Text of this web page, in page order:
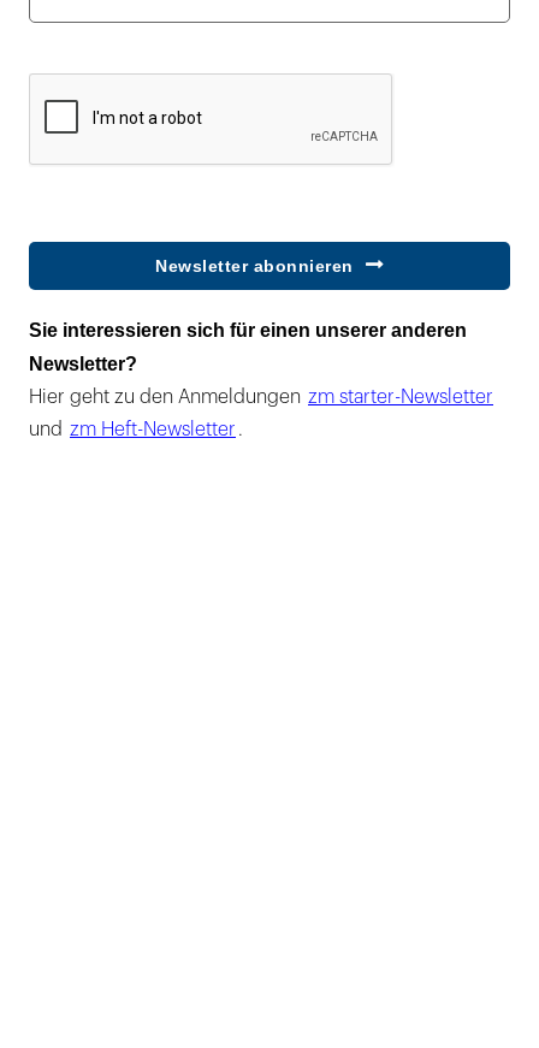
Newsletter abonnieren
Sie interessieren sich für einen unserer anderen
Newsletter?
Hier geht zu den Anmeldungen zm starter-Newsletter
und zm Heft-Newsletter .